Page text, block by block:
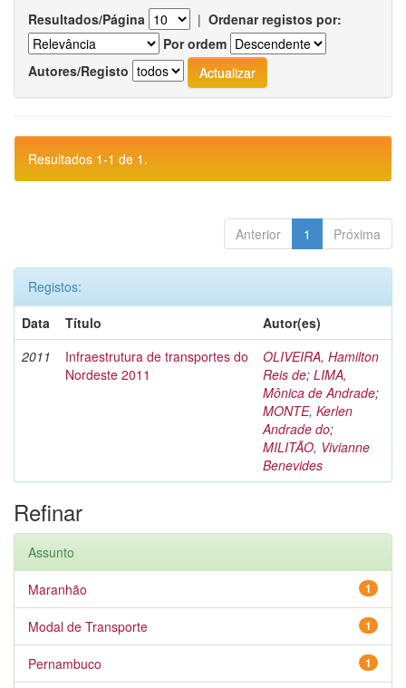
Resultados/Página | Ordenar registos por:
Por ordem
Autores/Registo
Resultados 1-1 de 1.
Anterior 1 Próxima
Registos:
Data
Título
Autor(es)
2011
Infraestrutura de transportes do
Nordeste 2011
OLIVEIRA, Hamilton
Reis de; LIMA,
Mônica de Andrade;
MONTE, Kerlen
Andrade do;
MILITÃO, Vivianne
Benevides
Refinar
Assunto
1
Maranhão
1
Modal de Transporte
1
Pernambuco